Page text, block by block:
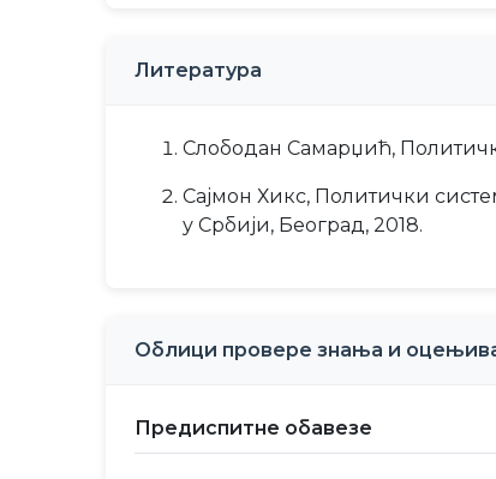
Литература
Слободан Самарџић,
Сајмон Хикс, Политички
у Србији, Београд, 2018.
Облици провере знања и
Предиспитне обавезе